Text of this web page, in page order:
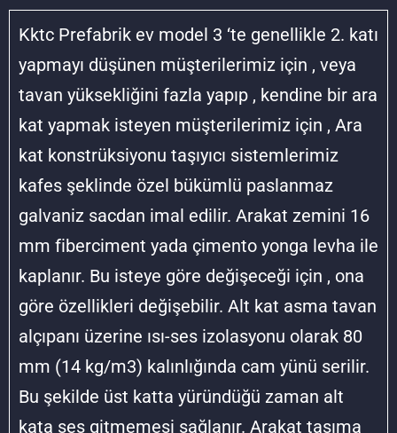
Kktc Prefabrik ev model 3 ‘te genellikle 2. katı
yapmayı düşünen müşterilerimiz için , veya
tavan yüksekliğini fazla yapıp , kendine bir ara
kat yapmak isteyen müşterilerimiz için , Ara
kat konstrüksiyonu taşıyıcı sistemlerimiz
kafes şeklinde özel bükümlü paslanmaz
galvaniz sacdan imal edilir. Arakat zemini 16
mm fiberciment yada çimento yonga levha ile
kaplanır. Bu isteye göre değişeceği için , ona
göre özellikleri değişebilir. Alt kat asma tavan
alçıpanı üzerine ısı-ses izolasyonu olarak 80
mm (14 kg/m3) kalınlığında cam yünü serilir.
Bu şekilde üst katta yüründüğü zaman alt
kata ses gitmemesi sağlanır. Arakat taşıma